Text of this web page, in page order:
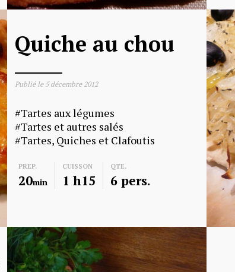
Quiche au chou
Publié le 5 décembre 2012
Tartes aux légumes
Tartes et autres salés
Tartes, Quiches et Clafoutis
PREP.
20min
CUISSON
1 h15
QTE.
6 pers.